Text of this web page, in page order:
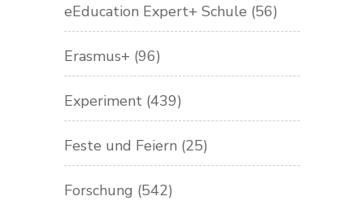
eEducation Expert+ Schule (56)
Erasmus+ (96)
Experiment (439)
Feste und Feiern (25)
Forschung (542)